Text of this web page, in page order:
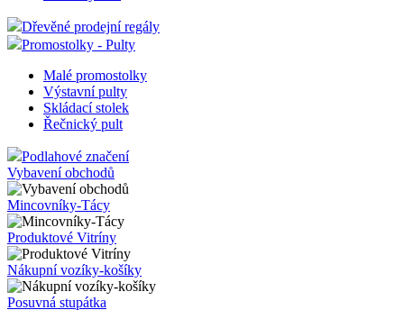
Cenovky sady
Cenovky 12x8
Cenovky 9x6
Dřevěné prodejní regály
Promostolky - Pulty
Malé promostolky
Výstavní pulty
Skládací stolek
Řečnický pult
Podlahové značení
Vybavení obchodů